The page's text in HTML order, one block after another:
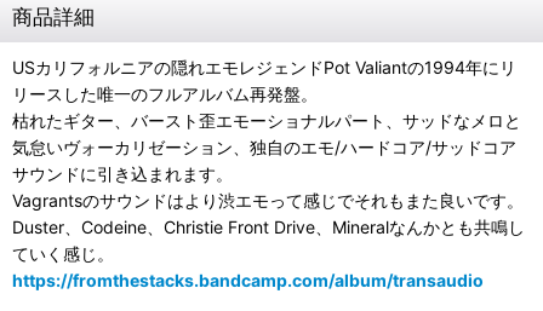
商品詳細
USカリフォルニアの隠れエモレジェンドPot Valiantの1994年にリ
リースした唯一のフルアルバム再発盤。
枯れたギター、バースト歪エモーショナルパート、サッドなメロと
気怠いヴォーカリゼーション、独自のエモ/ハードコア/サッドコア
サウンドに引き込まれます。
Vagrantsのサウンドはより渋エモって感じでそれもまた良いです。
Duster、Codeine、Christie Front Drive、Mineralなんかとも共鳴し
ていく感じ。
https://fromthestacks.bandcamp.com/album/transaudio